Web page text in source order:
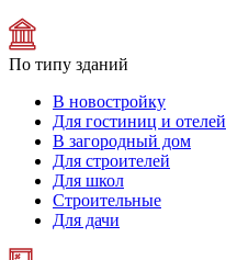
По типу зданий
В новостройку
Для гостиниц и отелей
В загородный дом
Для строителей
Для школ
Строительные
Для дачи